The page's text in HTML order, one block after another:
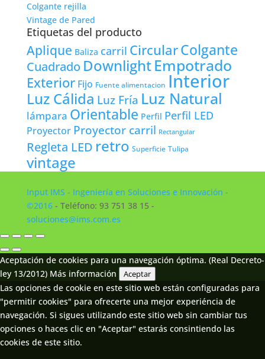
Colgante rejilla
Vintage de Pared
Etiquetas del producto
Aplique Baliza carril CircularColgante
Cuadrado DownlightEmpotrado
Exterior Fijo Fuente alimentacion Interior
Luz Cálida Luz Fría Luz Natural
lámpara Orientable Perfil Perfil LED
Proyector Proyector carril Rectangular
Regleta LED retro Superficie Tulipa
vintage
Input IMS - Ingeniería en Soluciones e Innovación -
©2016- Teléfono: 93 751 38 15 -
soluciones@ims.com.es
Aceptación de cookies para una navegación óptima. (Real Decreto-
ley 13/2012) Más información Aceptar
Las opciones de cookie en este sitio web están configuradas para
"permitir cookies" para ofrecerte una mejor experiéncia de
navegación. Si sigues utilizando este sitio web sin cambiar tus
opciones o haces clic en "Aceptar" estarás consintiendo las
cookies de este sitio.